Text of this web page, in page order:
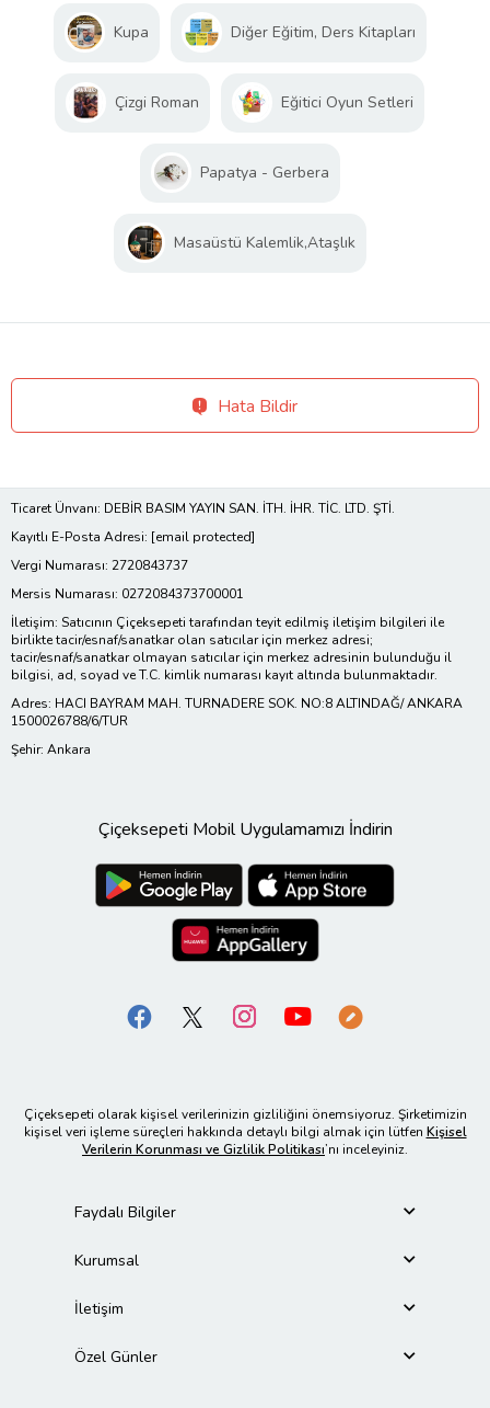
Kupa Diğer Eğitim, Ders Kitapları
Çizgi Roman Eğitici Oyun Setleri
Papatya - Gerbera
Masaüstü Kalemlik,Ataşlık
Hata Bildir
Ticaret Ünvanı: DEBİR BASIM YAYIN SAN. İTH. İHR. TİC. LTD. ŞTİ.
Kayıtlı E-Posta Adresi: [email protected]
Vergi Numarası: 2720843737
Mersis Numarası: 0272084373700001
İletişim: Satıcının Çiçeksepeti tarafından teyit edilmiş iletişim bilgileri ile
birlikte tacir/esnaf/sanatkar olan satıcılar için merkez adresi;
tacir/esnaf/sanatkar olmayan satıcılar için merkez adresinin bulunduğu il
bilgisi, ad, soyad ve T.C. kimlik numarası kayıt altında bulunmaktadır.
Adres: HACI BAYRAM MAH. TURNADERE SOK. NO:8 ALTINDAĞ/ ANKARA
1500026788/6/TUR
Şehir: Ankara
Çiçeksepeti Mobil Uygulamamızı İndirin
Çiçeksepeti olarak kişisel verilerinizin gizliliğini önemsiyoruz. Şirketimizin
kişisel veri işleme süreçleri hakkında detaylı bilgi almak için lütfen Kişisel
Verilerin Korunması ve Gizlilik Politikası’nı inceleyiniz.
Faydalı Bilgiler
Kurumsal
İletişim
Özel Günler